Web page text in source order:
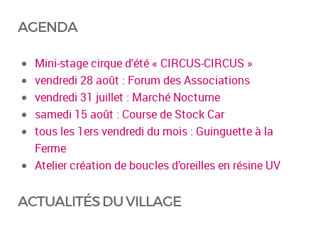
AGENDA
Mini-stage cirque d'été « CIRCUS-CIRCUS »
vendredi 28 août : Forum des Associations
vendredi 31 juillet : Marché Nocturne
samedi 15 août : Course de Stock Car
tous les 1ers vendredi du mois : Guinguette à la
Ferme
Atelier création de boucles d’oreilles en résine UV
ACTUALITÉS DU VILLAGE